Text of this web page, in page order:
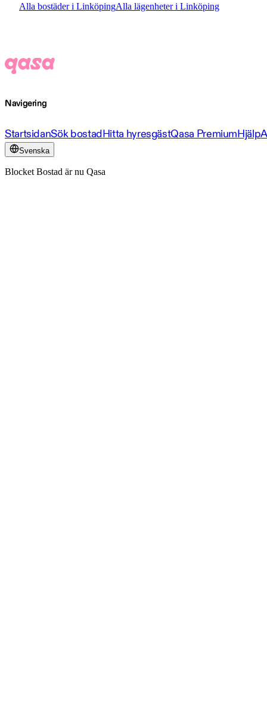
Alla bostäder i LinköpingAlla lägenheter i Linköping
Navigering
StartsidanSök bostadHitta hyresgästQasa PremiumHjälp
Svenska
Blocket Bostad är nu Qasa